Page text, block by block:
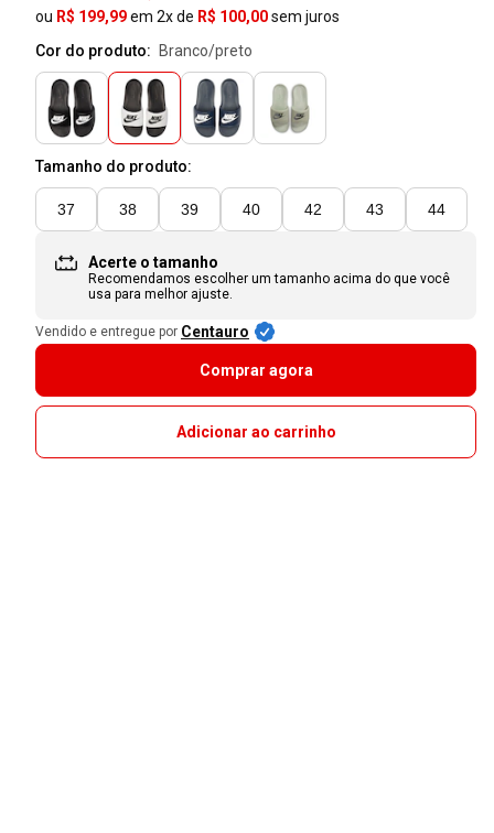
ou R$ 199,99em 2x de R$ 100,00sem juros
Cor do produto:
branco/preto
Tamanho do produto:
37 38 39 40 42 43 44
Acerte o tamanho
Recomendamos escolher um tamanho acima do que você
usa para melhor ajuste.
Vendido e entregue por Centauro
Comprar agora
Adicionar ao carrinho